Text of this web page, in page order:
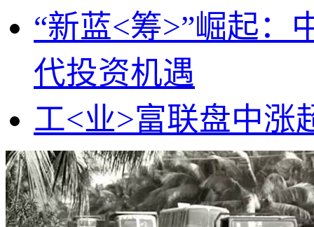
“新蓝<筹>”崛起：
代投资机遇
工<业>富联盘中涨